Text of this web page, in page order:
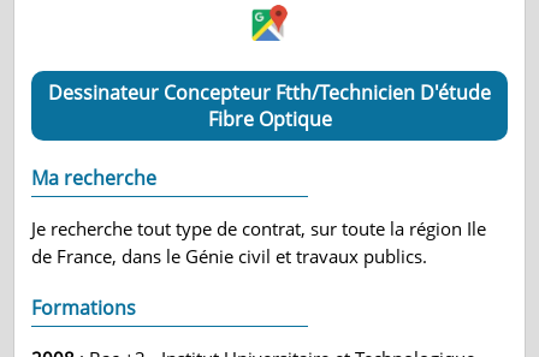
Dessinateur Concepteur Ftth/Technicien D'étude
Fibre Optique
Ma recherche
Je recherche tout type de contrat, sur toute la région Ile
de France, dans le Génie civil et travaux publics.
Formations